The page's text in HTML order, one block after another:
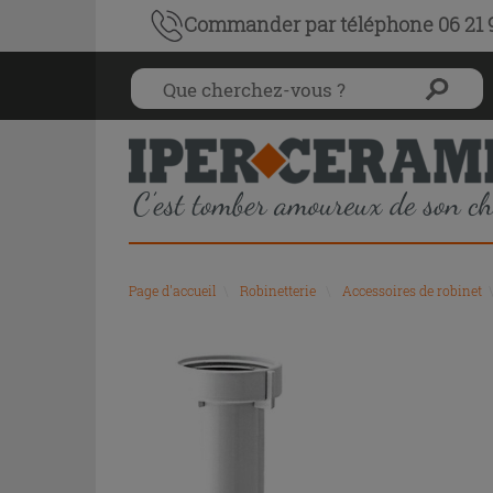
Commander par téléphone 06 21
Page d'accueil Robinetterie Accessoires de robinet